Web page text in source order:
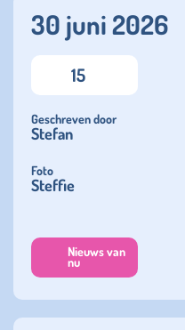
30 juni 2026
15
Geschreven door
Stefan
Foto
Steffie
Nieuws van
nu